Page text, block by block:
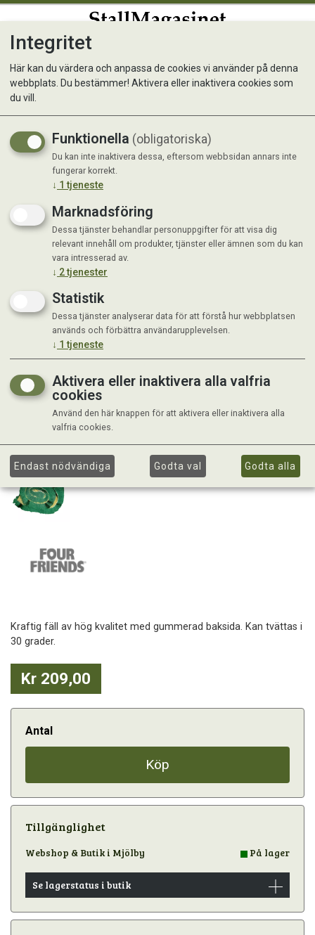
Fäll Grön m tassar 75 x 75 cm
Kraftig fäll av hög kvalitet med gummerad baksida. Kan tvättas i
30 grader.
Kr 209,00
Antal
Köp
Tillgänglighet
Webshop & Butik i Mjölby På lager
Se lagerstatus i butik
Integritet
Här kan du värdera och anpassa de cookies vi använder på denna
webbplats. Du bestämmer! Aktivera eller inaktivera cookies som
du vill.
Funktionella (obligatoriska)
Du kan inte inaktivera dessa, eftersom webbsidan annars inte
fungerar korrekt.
↓ 1 tjeneste
Marknadsföring
Dessa tjänster behandlar personuppgifter för att visa dig
relevant innehåll om produkter, tjänster eller ämnen som du kan
vara intresserad av.
↓ 2tjenester
Statistik
Dessa tjänster analyserar data för att förstå hur webbplatsen
används och förbättra användarupplevelsen.
↓ 1 tjeneste
Aktivera eller inaktivera alla valfria
cookies
Använd den här knappen för att aktivera eller inaktivera alla
valfria cookies.
Endast nödvändiga Godta val Godta alla